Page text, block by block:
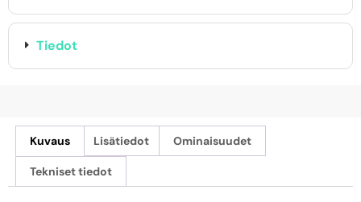
Tiedot
Kuvaus Lisätiedot Ominaisuudet
Tekniset tiedot